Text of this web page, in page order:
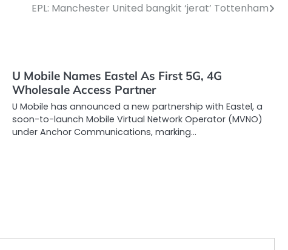
EPL: Manchester United bangkit ‘jerat’ Tottenham
U Mobile Names Eastel As First 5G, 4G
Wholesale Access Partner
U Mobile has announced a new partnership with Eastel, a
soon-to-launch Mobile Virtual Network Operator (MVNO)
under Anchor Communications, marking…